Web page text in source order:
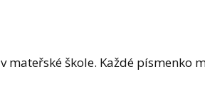
škole. Každé písmenko